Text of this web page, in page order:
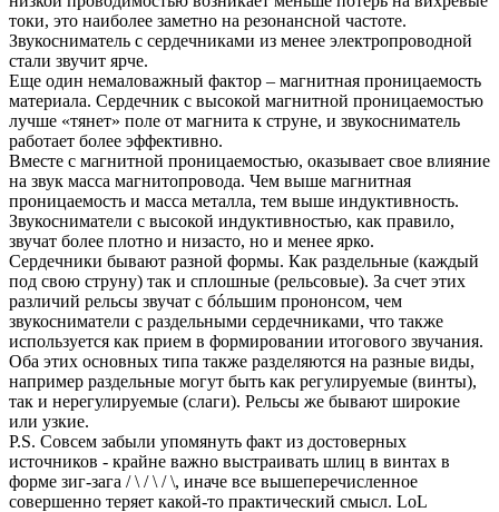
токи, это наиболее заметно на резонансной частоте.
Звукосниматель с сердечниками из менее электропроводной
стали звучит ярче.
Еще один немаловажный фактор – магнитная проницаемость
материала. Сердечник с высокой магнитной проницаемостью
лучше «тянет» поле от магнита к струне, и звукосниматель
работает более эффективно.
Вместе с магнитной проницаемостью, оказывает свое влияние
на звук масса магнитопровода. Чем выше магнитная
проницаемость и масса металла, тем выше индуктивность.
Звукосниматели с высокой индуктивностью, как правило,
звучат более плотно и низасто, но и менее ярко.
Сердечники бывают разной формы. Как раздельные (каждый
под свою струну) так и сплошные (рельсовые). За счет этих
различий рельсы звучат с бóльшим прононсом, чем
звукосниматели с раздельными сердечниками, что также
используется как прием в формировании итогового звучания.
Оба этих основных типа также разделяются на разные виды,
например раздельные могут быть как регулируемые (винты),
так и нерегулируемые (слаги). Рельсы же бывают широкие
или узкие.
P.S. Совсем забыли упомянуть факт из достоверных
источников - крайне важно выстраивать шлиц в винтах в
форме зиг-зага / \ / \ / \, иначе все вышеперечисленное
совершенно теряет какой-то практический смысл. LoL